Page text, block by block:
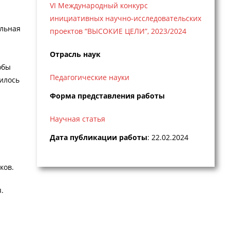
VI Международный конкурс
инициативных научно-исследовательских
проектов “ВЫСОКИЕ ЦЕЛИ”, 2023/2024
Отрасль наук
Педагогические науки
Форма представления работы
Научная статья
Дата публикации работы: 22.02.2024